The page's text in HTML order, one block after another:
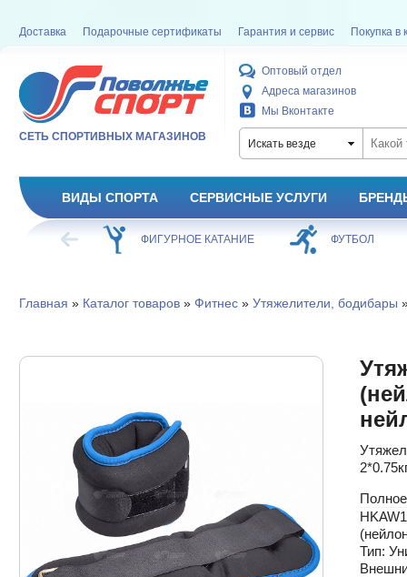
Доставка Подарочные сертификаты Гарантия и сервис Покупка в
СЕТЬ СПОРТИВНЫХ МАГАЗИНОВ
Оптовый отдел
Адреса магазинов
Мы Вконтакте
Искать везде
ВИДЫ СПОРТА СЕРВИСНЫЕ УСЛУГИ
ХОККЕЙ ФИГУРНОЕ КАТАНИЕ ФУТБОЛ
Главная » Каталог товаров» Фитнес» Утяжелители, бодибары
Тип: